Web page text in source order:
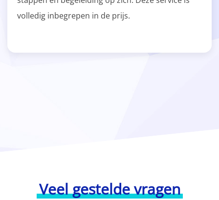
volledig inbegrepen in de prijs.
Veel gestelde vragen